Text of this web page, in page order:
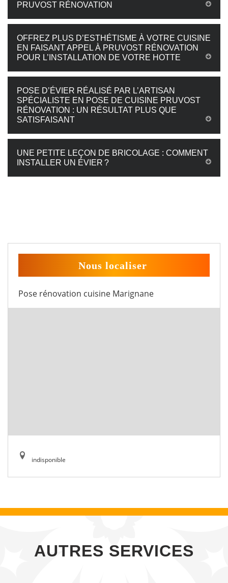
PRUVOST RÉNOVATION
OFFREZ PLUS D’ESTHÉTISME À VOTRE CUISINE
EN FAISANT APPEL À PRUVOST RÉNOVATION
POUR L’INSTALLATION DE VOTRE HOTTE
POSE D’ÉVIER RÉALISÉ PAR L’ARTISAN
SPÉCIALISTE EN POSE DE CUISINE PRUVOST
RÉNOVATION : UN RÉSULTAT PLUS QUE
SATISFAISANT
UNE PETITE LEÇON DE BRICOLAGE : COMMENT
INSTALLER UN ÉVIER ?
Nous localiser
Pose rénovation cuisine Marignane
indisponible
AUTRES SERVICES